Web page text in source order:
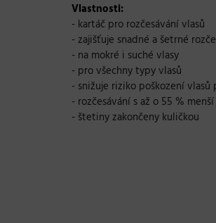
Vlastnosti:
- kartáč pro rozčesávání vlasů
- zajišťuje snadné a šetrné
- na mokré i suché vlasy
- pro všechny typy vlasů
- snižuje riziko poškození vlasů
- rozčesávání s až o 55 %
- štetiny zakončeny kuličkou